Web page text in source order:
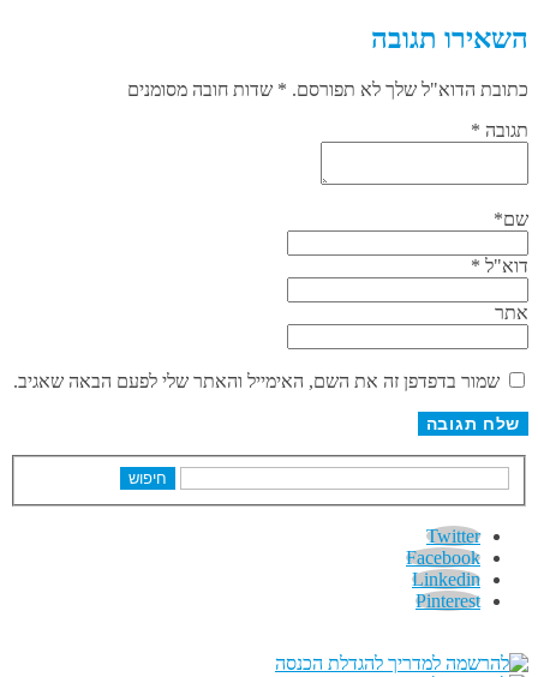
השאירו תגובה
כתובת הדוא"ל שלך לא תפורסם. * שדות חובה מסומנים
תגובה *
שם*
דוא"ל *
אתר
שמור בדפדפן זה את השם, האימייל והאתר שלי לפעם הבאה שאגיב.
חיפוש
Twitter
Facebook
Linkedin
Pinterest